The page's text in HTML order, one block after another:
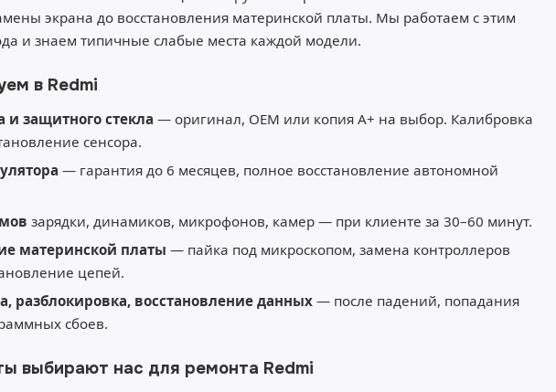
экрана до восстановления материнской платы. Мы работаем с этим
и знаем типичные слабые места каждой модели.
в Redmi
и защитного стекла — оригинал, OEM или копия A+ на выбор. Калибровка
сенсора.
— гарантия до 6 месяцев, полное восстановление автономной
зарядки, динамиков, микрофонов, камер — при клиенте за 30–60 минут.
материнской платы — пайка под микроскопом, замена контроллеров
цепей.
разблокировка, восстановление данных — после падений, попадания
сбоев.
выбирают нас для ремонта Redmi